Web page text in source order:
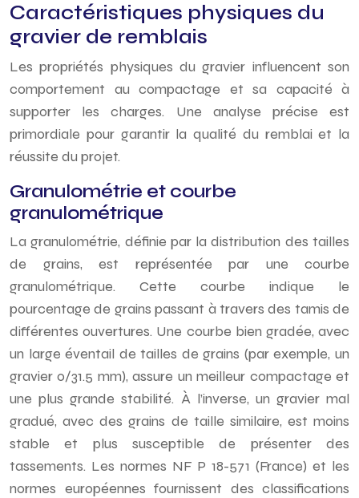
Caractéristiques physiques du
gravier de remblais
Les propriétés physiques du gravier influencent son
comportement au compactage et sa capacité à
supporter les charges. Une analyse précise est
primordiale pour garantir la qualité du remblai et la
réussite du projet.
Granulométrie et courbe
granulométrique
La granulométrie, définie par la distribution des tailles
de grains, est représentée par une courbe
granulométrique. Cette courbe indique le
pourcentage de grains passant à travers des tamis de
différentes ouvertures. Une courbe bien gradée, avec
un large éventail de tailles de grains (par exemple, un
gravier 0/31.5 mm), assure un meilleur compactage et
une plus grande stabilité. À l’inverse, un gravier mal
gradué, avec des grains de taille similaire, est moins
stable et plus susceptible de présenter des
tassements. Les normes NF P 18-571 (France) et les
normes européennes fournissent des classifications